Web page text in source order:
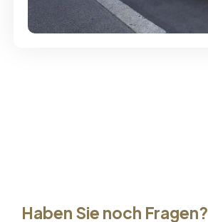
Service
Haben Sie noch Fragen?